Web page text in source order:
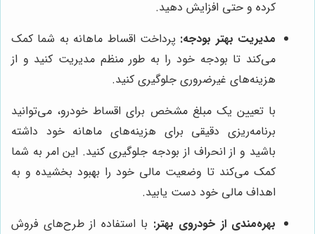
کرده و حتی افزایش دهید.
مدیریت بهتر بودجه: پرداخت اقساط ماهانه به شما کمک
می‌کند تا بودجه خود را به طور منظم مدیریت کنید و از
هزینه‌های غیرضروری جلوگیری کنید.
با تعیین یک مبلغ مشخص برای اقساط خودرو، می‌توانید
برنامه‌ریزی دقیقی برای هزینه‌های ماهانه خود داشته
باشید و از انحراف از بودجه جلوگیری کنید. این امر به شما
کمک می‌کند تا وضعیت مالی خود را بهبود بخشیده و به
اهداف مالی خود دست یابید.
بهره‌مندی از خودروی بهتر: با استفاده از طرح‌های فروش